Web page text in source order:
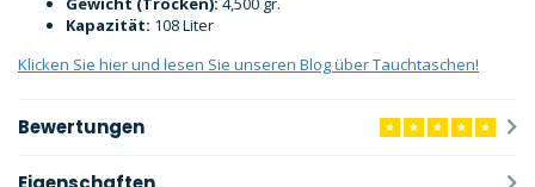
Kapazität: 108 Liter
Klicken Sie hier und lesen Sie unseren Blog über Tauchtaschen!
Bewertungen